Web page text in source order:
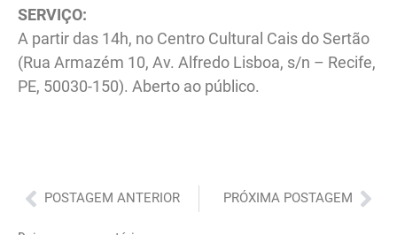
SERVIÇO:
A partir das 14h, no Centro Cultural Cais do Sertão
(Rua Armazém 10, Av. Alfredo Lisboa, s/n – Recife,
PE, 50030-150). Aberto ao público.
Anterior
POSTAGEM ANTERIOR PRÓXIMA POSTAGEM